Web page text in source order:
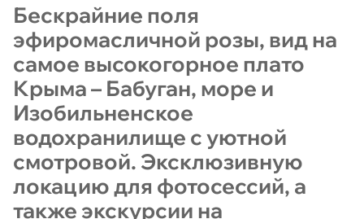
Бескрайние поля
эфиромасличной розы, вид на
самое высокогорное плато
Крыма – Бабуган, море и
Изобильненское
водохранилище с уютной
смотровой. Эксклюзивную
локацию для фотосессий, а
также экскурсии на